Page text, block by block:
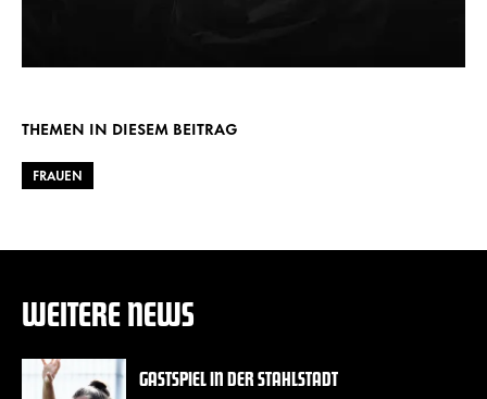
THEMEN IN DIESEM BEITRAG
FRAUEN
WEITERE NEWS
GASTSPIEL IN DER STAHLSTADT